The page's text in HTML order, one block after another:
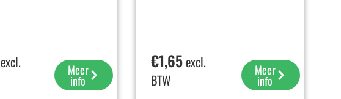
excl.
Meer
info
€1,65excl.
BTW
Meer
info